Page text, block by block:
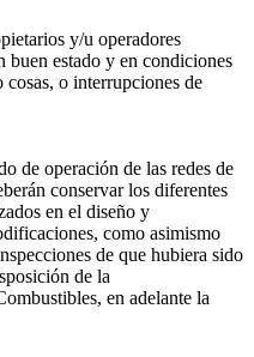
y/u operadores
buen estado y en condiciones
cosas, o interrupciones de
de operación de las redes de
conservar los diferentes
en el diseño y
como asimismo
de que hubiera sido
de la
en adelante la